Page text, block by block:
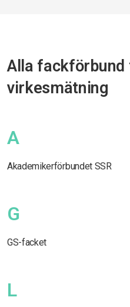
Alla
virkesmätning
A
Akademikerförbundet SSR
G
GS-facket
L